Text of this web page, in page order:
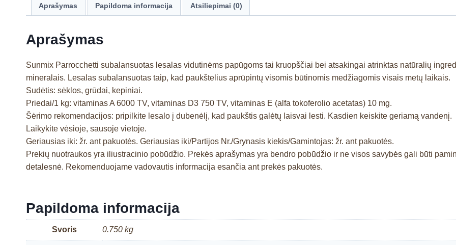
Aprašymas Papildoma informacija Atsiliepimai (0)
Aprašymas
Sunmix Parrocchetti subalansuotas lesalas vidutinėms papūgoms tai kruopščiai bei atsakingai atrinktas natūralių
mineralais. Lesalas subalansuotas taip, kad paukštelius aprūpintų visomis būtinomis medžiagomis visais metų laikais.
Sudėtis: sėklos, grūdai, kepiniai.
Priedai/1 kg: vitaminas A 6000 TV, vitaminas D3 750 TV, vitaminas E (alfa tokoferolio acetatas) 10 mg.
Šėrimo rekomendacijos: pripilkite lesalo į dubenėlį, kad paukštis galėtų laisvai lesti. Kasdien keiskite geriamą vandenį.
Laikykite vėsioje, sausoje vietoje.
Geriausias iki: žr. ant pakuotės. Geriausias iki/Partijos Nr./Grynasis kiekis/Gamintojas: žr. ant pakuotės.
Prekių nuotraukos yra iliustracinio pobūdžio. Prekės aprašymas yra bendro pobūdžio ir ne visos savybės gali būti
detalesnė. Rekomenduojame vadovautis informacija esančia ant prekės pakuotės.
Papildoma informacija
Svoris 0.750 kg